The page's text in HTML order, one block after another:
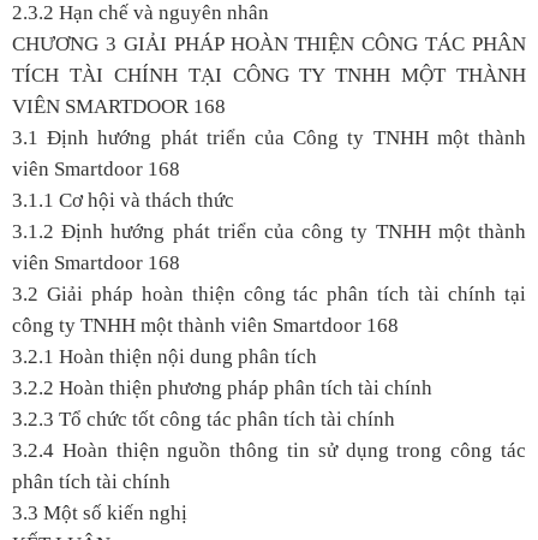
2.3.2 Hạn chế và nguyên nhân
CHƯƠNG 3 GIẢI PHÁP HOÀN THIỆN CÔNG TÁC PHÂN
TÍCH TÀI CHÍNH TẠI CÔNG TY TNHH MỘT THÀNH
VIÊN SMARTDOOR 168
3.1 Định hướng phát triển của Công ty TNHH một thành
viên Smartdoor 168
3.1.1 Cơ hội và thách thức
3.1.2 Định hướng phát triển của công ty TNHH một thành
viên Smartdoor 168
3.2 Giải pháp hoàn thiện công tác phân tích tài chính tại
công ty TNHH một thành viên Smartdoor 168
3.2.1 Hoàn thiện nội dung phân tích
3.2.2 Hoàn thiện phương pháp phân tích tài chính
3.2.3 Tổ chức tốt công tác phân tích tài chính
3.2.4 Hoàn thiện nguồn thông tin sử dụng trong công tác
phân tích tài chính
3.3 Một số kiến nghị